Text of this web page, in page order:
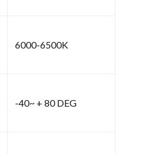
6000-6500K
-40~ + 80 DEG